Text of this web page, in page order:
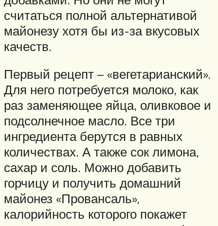
считаться полной альтернативой
майонезу хотя бы из-за вкусовых
качеств.
Первый рецепт – «вегетарианский».
Для него потребуется молоко, как
раз заменяющее яйца, оливковое и
подсолнечное масло. Все три
ингредиента берутся в равных
количествах. А также сок лимона,
сахар и соль. Можно добавить
горчицу и получить домашний
майонез «Провансаль»,
калорийность которого покажет